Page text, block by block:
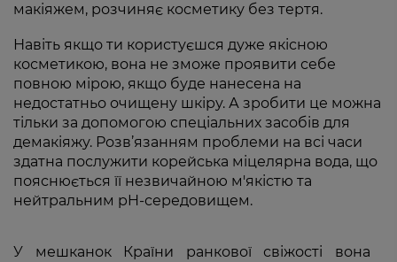
макіяжем, розчиняє косметику без тертя.
Навіть якщо ти користуєшся дуже якісною
косметикою, вона не зможе проявити себе
повною мірою, якщо буде нанесена на
недостатньо очищену шкіру. А зробити це можна
тільки за допомогою спеціальних засобів для
демакіяжу. Розв’язанням проблеми на всі часи
здатна послужити корейська міцелярна вода, що
пояснюється її незвичайною м'якістю та
нейтральним pH-середовищем.
У мешканок Країни ранкової свіжості вона